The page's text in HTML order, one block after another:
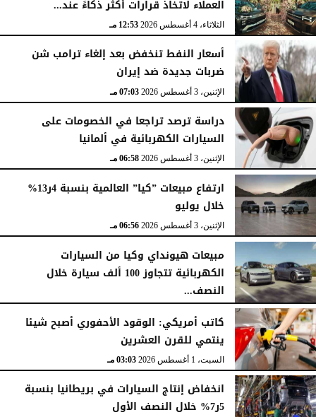
العملاء لاتخاذ قرارات أكثر ذكاءً عند...
الثلاثاء، 4 أغسطس 2026 12:53 مـ
أسعار النفط تنخفض بعد إلغاء ترامب شن
ضربات جديدة ضد إيران
الإثنين، 3 أغسطس 2026 07:03 مـ
دراسة ترصد تراجعا في الخصومات على
السيارات الكهربائية في ألمانيا
الإثنين، 3 أغسطس 2026 06:58 مـ
ارتفاع مبيعات ”كيا” العالمية بنسبة 4ر13%
خلال يوليو
الإثنين، 3 أغسطس 2026 06:56 مـ
مبيعات هيونداي وكيا من السيارات
الكهربائية تتجاوز 100 ألف سيارة خلال
النصف...
الأحد، 2 أغسطس 2026 06:17 مـ
كاتب أمريكي: الوقود الأحفوري أصبح شيئا
ينتمي للقرن العشرين
السبت، 1 أغسطس 2026 03:03 مـ
انخفاض إنتاج السيارات في بريطانيا بنسبة
5ر7% خلال النصف الأول